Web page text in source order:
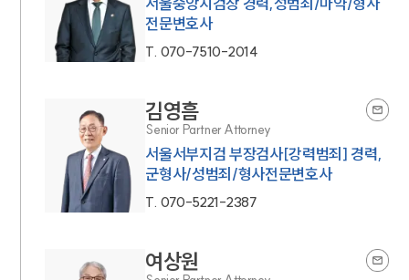
전문변호사
T. 070-7510-2014
김영흠
Senior Partner Attorney
서울서부지검 부장검사[강력범죄] 경력,
군형사/성범죄/형사전문변호사
T. 070-5221-2387
여상원